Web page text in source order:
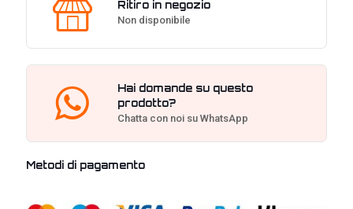
Ritiro in negozio
Non disponibile
Hai domande su questo
prodotto?
Chatta con noi su WhatsApp
Metodi di pagamento